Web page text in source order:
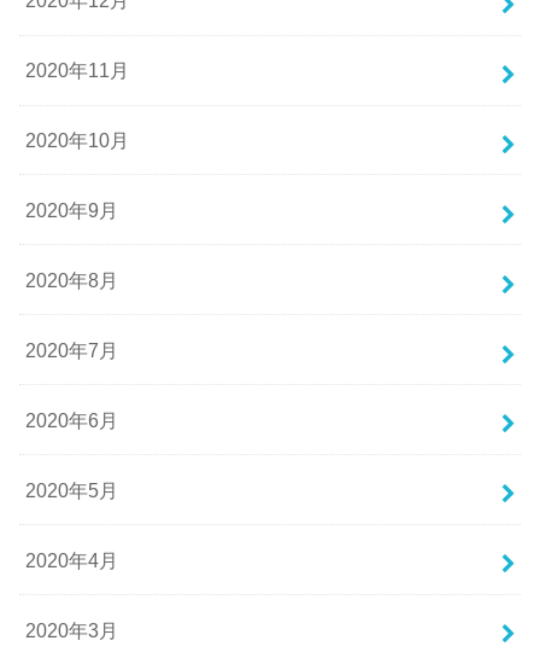
2020年11月
2020年10月
2020年9月
2020年8月
2020年7月
2020年6月
2020年5月
2020年4月
2020年3月